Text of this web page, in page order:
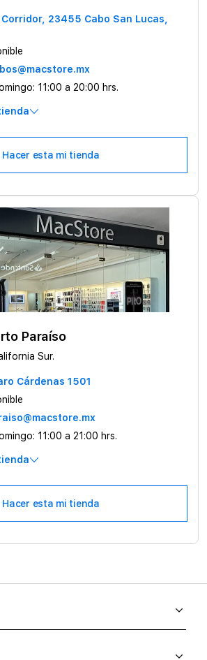
23455 Cabo San Lucas,
11:00 a 20:00 hrs.
Hacer esta mi tienda
Paraíso
Sur.
Cárdenas 1501
11:00 a 21:00 hrs.
Hacer esta mi tienda